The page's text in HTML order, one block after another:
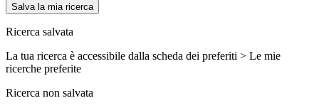
Salva la mia ricerca
Ricerca salvata
La tua ricerca è accessibile dalla scheda dei preferiti > Le mie
ricerche preferite
Ricerca non salvata